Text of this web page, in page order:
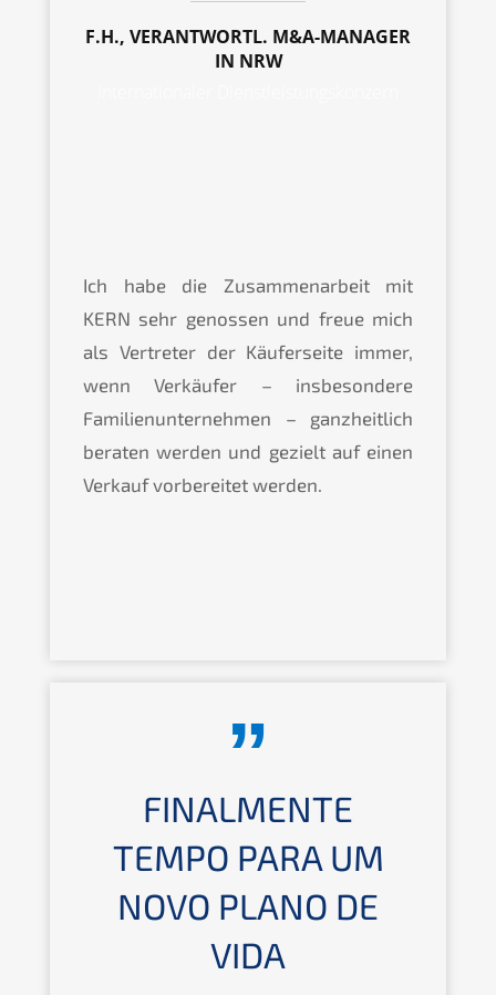
F.H., VERANTWORTL. M&A-MANAGER
IN NRW
Ich habe die Zusammenarbeit mit
KERN sehr genossen und freue mich
als Vertreter der Käuferseite immer,
wenn Verkäufer – insbesondere
Familienunternehmen – ganzheitlich
beraten werden und gezielt auf einen
Verkauf vorbereitet werden.
FINALMENTE
TEMPO PARA UM
NOVO PLANO DE
VIDA